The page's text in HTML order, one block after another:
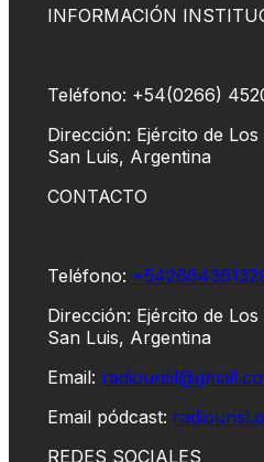
INFORMACIÓN
Teléfono: +54(0266)
Dirección: Ejército de
San Luis, Argentina
CONTACTO
Teléfono:
Dirección: Ejército de
San Luis, Argentina
Email:
Email pódcast:
REDES SOCIALES